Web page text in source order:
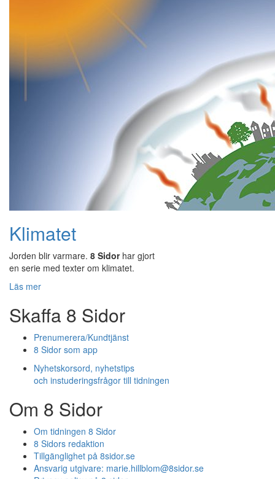
Klimatet
Jorden blir varmare. 8 Sidorhar gjort
en serie med texter om klimatet.
Läs mer
Skaffa 8 Sidor
Prenumerera/Kundtjänst
8 Sidor som app
Nyhetskorsord, nyhetstips
och instuderingsfrågor till tidningen
Om 8 Sidor
Om tidningen 8 Sidor
8 Sidors redaktion
Tillgänglighet på 8sidor.se
Ansvarig utgivare: marie.hillblom@8sidor.se